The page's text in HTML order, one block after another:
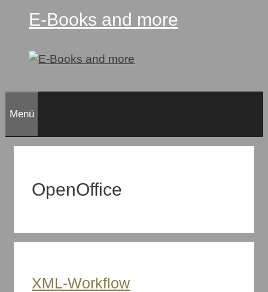
E-Books and more
Menü
OpenOffice
XML-Workflow